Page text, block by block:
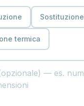
Sostituzione
termica